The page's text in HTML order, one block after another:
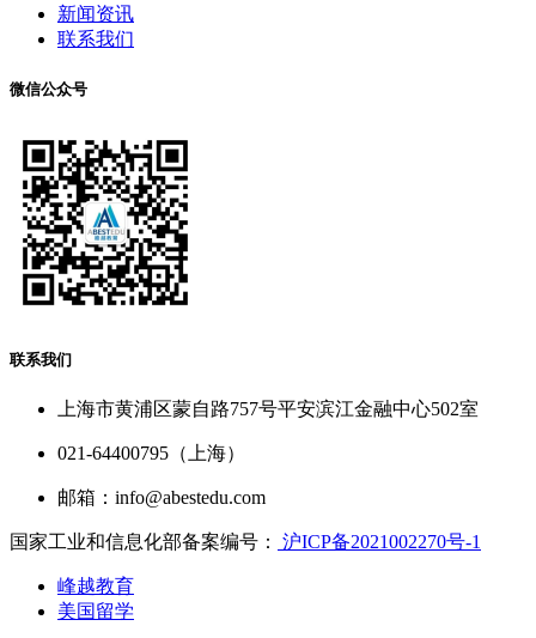
新闻资讯
联系我们
微信公众号
联系我们
上海市黄浦区蒙自路757号平安滨江金融中心502室
021-64400795（上海）
邮箱：info@abestedu.com
国家工业和信息化部备案编号： 沪ICP备2021002270号-1
峰越教育
美国留学